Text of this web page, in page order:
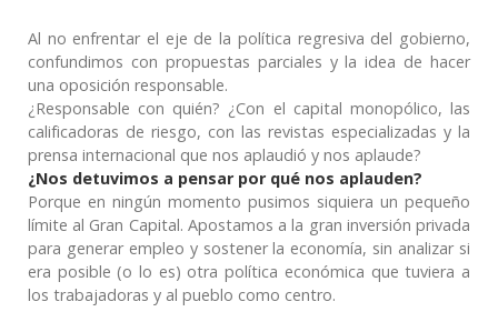
Al no enfrentar el eje de la política regresiva del gobierno,
confundimos con propuestas parciales y la idea de hacer
una oposición responsable.
¿Responsable con quién? ¿Con el capital monopólico, las
calificadoras de riesgo, con las revistas especializadas y la
prensa internacional que nos aplaudió y nos aplaude?
¿Nos detuvimos a pensar por qué nos aplauden?
Porque en ningún momento pusimos siquiera un pequeño
límite al Gran Capital. Apostamos a la gran inversión privada
para generar empleo y sostener la economía, sin analizar si
era posible (o lo es) otra política económica que tuviera a
los trabajadoras y al pueblo como centro.